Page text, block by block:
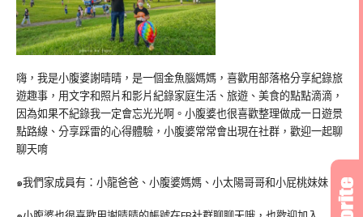
嗨，我是小腹婆謝晴晴，是一個金魚腦媽媽，喜歡用部落格分享紀錄旅
遊趣事，用文字和照片和影片紀錄家庭生活、旅遊、美食的點點滴滴，
因為如果不紀錄我一定會忘光光啊。小腹婆也很喜歡整理做成一日遊景
點路線、分享踩雷的心得體驗，小腹婆常常會出現在社群，歡迎一起聊
聊天唷
๑我們家成員有：小龍爸爸、小腹婆媽媽、小太陽哥哥和小屁桃妹妹